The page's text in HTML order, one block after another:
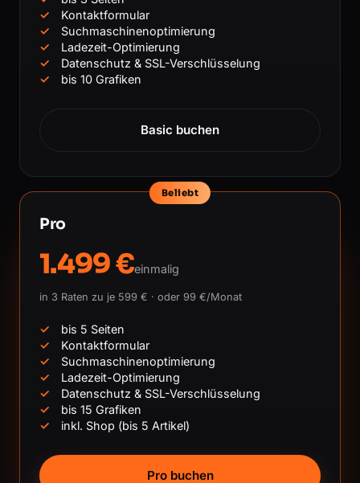
Kontaktformular
Suchmaschinenoptimierung
Ladezeit-Optimierung
Datenschutz & SSL-Verschlüsselung
bis 10 Grafiken
Basic buchen
Beliebt
Pro
1.499 €einmalig
in 3 Raten zu je 599 € · oder 99 €/Monat
bis 5 Seiten
Kontaktformular
Suchmaschinenoptimierung
Ladezeit-Optimierung
Datenschutz & SSL-Verschlüsselung
bis 15 Grafiken
inkl. Shop (bis 5 Artikel)
Pro buchen